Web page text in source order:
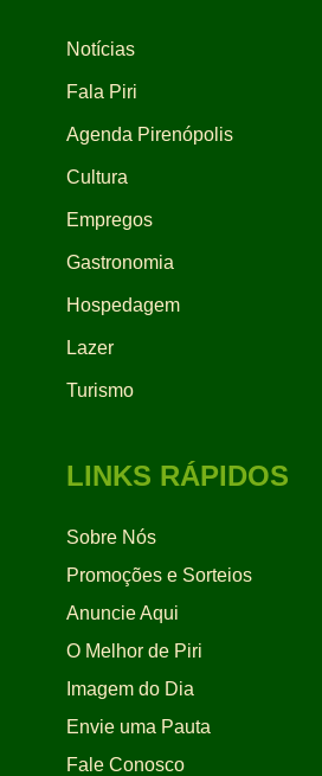
Notícias
Fala Piri
Agenda Pirenópolis
Cultura
Empregos
Gastronomia
Hospedagem
Lazer
Turismo
LINKS RÁPIDOS
Sobre Nós
Promoções e Sorteios
Anuncie Aqui
O Melhor de Piri
Imagem do Dia
Envie uma Pauta
Fale Conosco